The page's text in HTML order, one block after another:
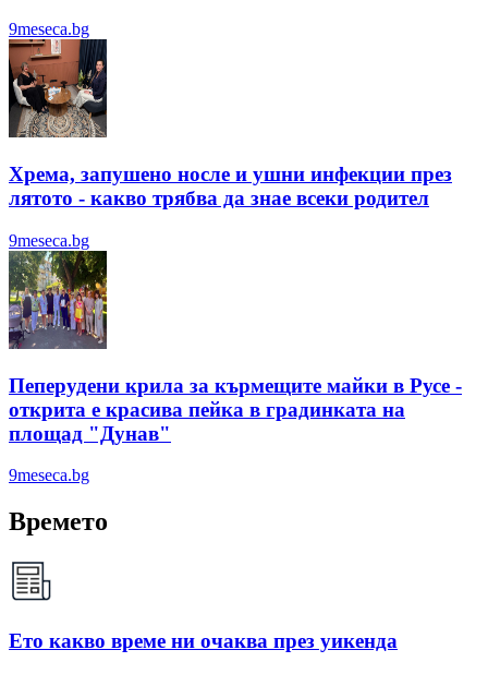
9meseca.bg
Хрема, запушено носле и ушни инфекции през
лятотo - какво трябва да знае всеки родител
9meseca.bg
Пеперудени крила за кърмещите майки в Русе -
открита е красива пейка в градинката на
площад "Дунав"
9meseca.bg
Времето
Ето какво време ни очаква през уикенда